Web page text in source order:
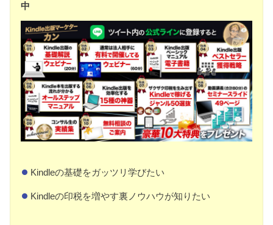
中
Kindleの基礎をガッツリ学びたい
Kindleの印税を増やす裏ノウハウが知りたい